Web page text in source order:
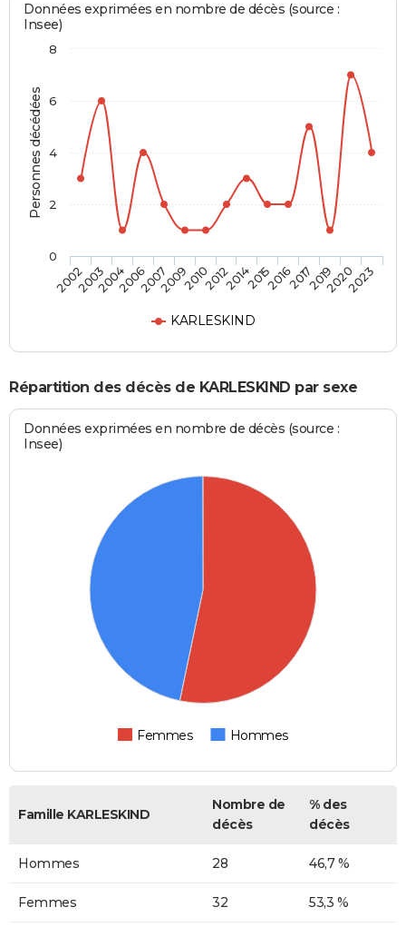
Personnes décédées
Données exprimées en nombre de décès (source :
Insee)
KARLESKIND
200220032004200620072009201020122014201520162017201920202023
0
2
4
6
8
Répartition des décès de KARLESKIND par sexe
Données exprimées en nombre de décès (source :
Insee)
Femmes Hommes
Famille KARLESKIND
Nombre de
décès
% des
décès
Hommes 28 46,7 %
Femmes 32 53,3 %